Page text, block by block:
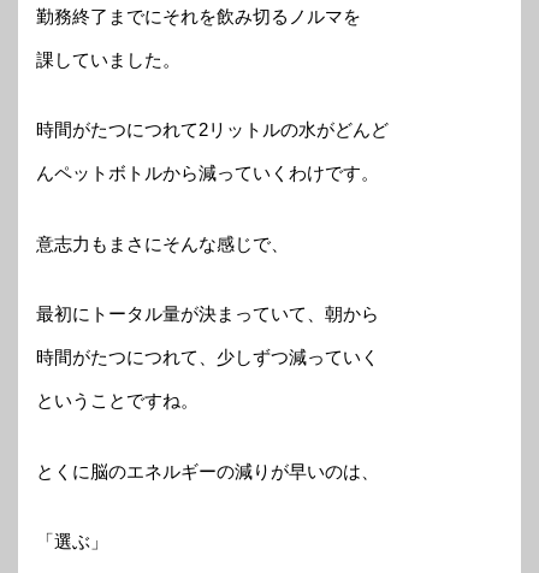
勤務終了までにそれを飲み切るノルマを
課していました。
時間がたつにつれて2リットルの水がどんど
んペットボトルから減っていくわけです。
意志力もまさにそんな感じで、
最初にトータル量が決まっていて、朝から
時間がたつにつれて、少しずつ減っていく
ということですね。
とくに脳のエネルギーの減りが早いのは、
「選ぶ」